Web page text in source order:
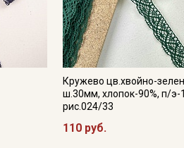
Кружево цв.хвойно-
ш.30мм, хлопок-90%, п/э-
рис.024/33
110 руб.
Секретная